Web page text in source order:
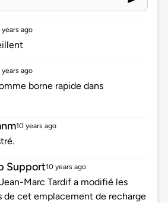
years ago
years ago
borne rapide dans
10 years ago
Support10 years ago
Marc Tardif a modifié les
de cet emplacement de recharge